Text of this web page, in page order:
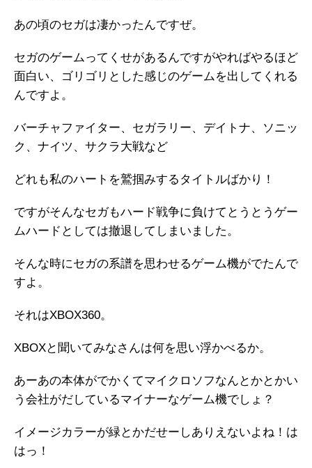
あの頃のセガは凄かったんですぜ。
セガのゲームってくせがあるんですがやればやるほど
面白い、ゴリゴリとした感じのゲームを出してくれる
んですよ。
バーチャファイター、セガラリー、デイトナ、ソニッ
ク、ナイツ、サクラ大戦など
どれも私のハートを鷲掴みするタイトルばかり！
ですがそんなセガもハード戦争に負けてとうとうゲー
ムハードとしては撤退してしまいました。
そんな時にセガの系譜を思わせるゲーム機がでたんで
すよ。
それはXBOX360。
XBOXと聞いてみなさんは何を思い浮かべるか。
あーあの本体がでかくてマイクロソフなんとかとかい
う会社がだしているマイナーなゲーム機でしょ？
イメージカラーが緑とかだせーしありえないよね！は
はっ！